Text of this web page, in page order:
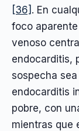
[36] . En
foco
venoso
endocarditis,
sospecha
endocarditis
pobre, con
mientras que